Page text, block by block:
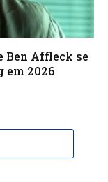
Ben Affleck se
em 2026